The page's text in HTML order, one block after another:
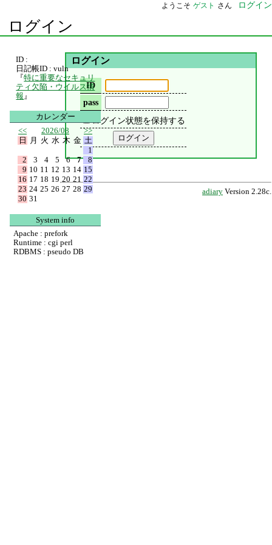
ようこそ ゲスト さん ログイン
ログイン
ログイン
ID
pass
ログイン状態を保持する
adiary Version 2.28c.
ID :
日記帳ID : vuln
『特に重要なセキュリ
ティ欠陥・ウイルス情
報 』
カレンダー
<<
2026/08
>>
日
月 火 水 木 金 土
1
2
3 4 5 6 7
8
9 10 11 12 13 14 15
16 17 18 19 20 21 22
23 24 25 26 27 28 29
30 31
System info
Apache : prefork
Runtime : cgi perl
RDBMS : pseudo DB